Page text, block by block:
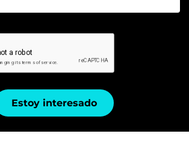
Estoy interesado